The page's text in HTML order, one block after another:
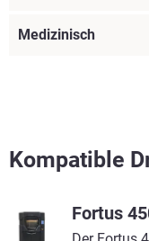
Mehr sehen
Medizinisch
Kompatible
Fortus